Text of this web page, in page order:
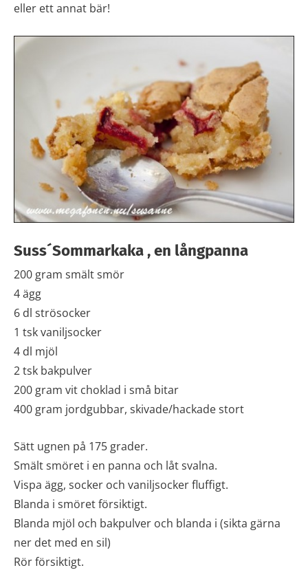
eller ett annat bär!
Suss´Sommarkaka , en långpanna
200 gram smält smör
4 ägg
6 dl strösocker
1 tsk vaniljsocker
4 dl mjöl
2 tsk bakpulver
200 gram vit choklad i små bitar
400 gram jordgubbar, skivade/hackade stort
Sätt ugnen på 175 grader.
Smält smöret i en panna och låt svalna.
Vispa ägg, socker och vaniljsocker fluffigt.
Blanda i smöret försiktigt.
Blanda mjöl och bakpulver och blanda i (sikta gärna
ner det med en sil)
Rör försiktigt.